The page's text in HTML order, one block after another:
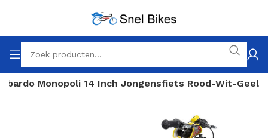
Monopoli 14 Inch Jongensfiets Rood-Wit-Geel